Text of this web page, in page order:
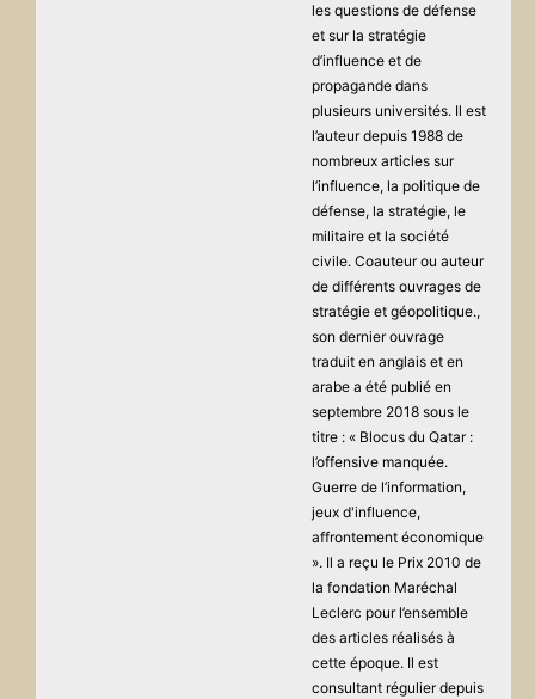
les questions de défense
et sur la stratégie
d’influence et de
propagande dans
plusieurs universités. Il est
l’auteur depuis 1988 de
nombreux articles sur
l’influence, la politique de
défense, la stratégie, le
militaire et la société
civile. Coauteur ou auteur
de différents ouvrages de
stratégie et géopolitique.,
son dernier ouvrage
traduit en anglais et en
arabe a été publié en
septembre 2018 sous le
titre : « Blocus du Qatar :
l’offensive manquée.
Guerre de l’information,
jeux d'influence,
affrontement économique
». Il a reçu le Prix 2010 de
la fondation Maréchal
Leclerc pour l’ensemble
des articles réalisés à
cette époque. Il est
consultant régulier depuis